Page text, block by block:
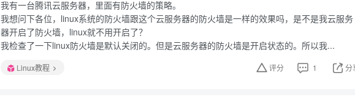
我有一台腾讯云服务器，里面有防火墙的策略。
我想问下各位，linux系统的防火墙跟这个云服务器的防火墙是一样的效果吗，是不是我云服务
器开启了防火墙，linux就不用开启了？
我检查了一下linux防火墙是默认关闭的。但是云服务器的防火墙是开启状态的。所以我...
Linux教程 评分 1 分